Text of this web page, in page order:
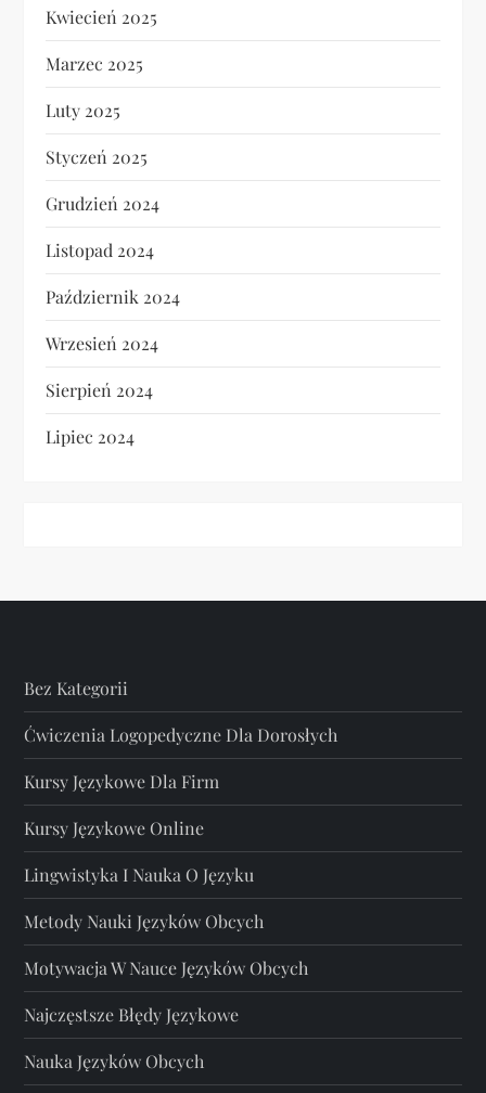
Kwiecień 2025
Marzec 2025
Luty 2025
Styczeń 2025
Grudzień 2024
Listopad 2024
Październik 2024
Wrzesień 2024
Sierpień 2024
Lipiec 2024
Bez Kategorii
Ćwiczenia Logopedyczne Dla Dorosłych
Kursy Językowe Dla Firm
Kursy Językowe Online
Lingwistyka I Nauka O Języku
Metody Nauki Języków Obcych
Motywacja W Nauce Języków Obcych
Najczęstsze Błędy Językowe
Nauka Języków Obcych